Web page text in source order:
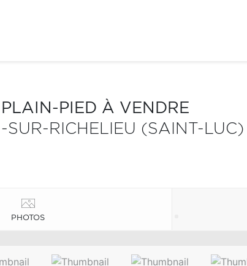
PIED À VENDRE
SUR-RICHELIEU (SAINT-LUC)
PHOTOS